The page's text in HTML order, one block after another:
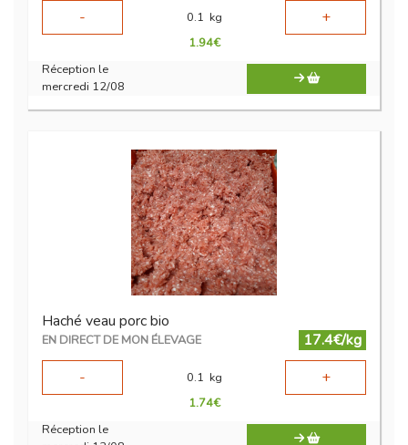
-
0.1 kg +
1.94€
Réception le
mercredi 12/08
Haché veau porc bio
EN DIRECT DE MON ÉLEVAGE
17.4€/kg
-
0.1 kg +
1.74€
Réception le